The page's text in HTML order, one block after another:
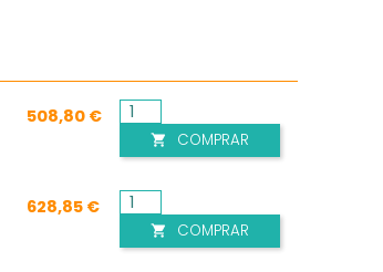
508,80 €
 COMPRAR
628,85 €
 COMPRAR